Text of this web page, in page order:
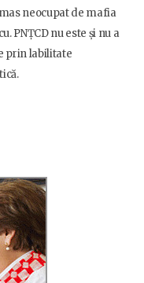
neocupat de mafia
PNȚCD nu este și nu a
prin labilitate